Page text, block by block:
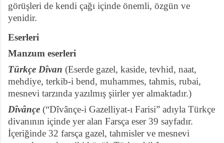
görüşleri de kendi çağı içinde önemli, özgün ve
yenidir.
Eserleri
Manzum eserleri
Türkçe Dîvan (Eserde gazel, kaside, tevhid, naat,
mehdiye, terkib-i bend, muhammes, tahmis, rubai,
mesnevi tarzında yazılmış şiirler yer almaktadır.)
Dîvânçe (“Dîvânçe-i Gazelliyat-ı Farisi” adıyla Türkçe
divanının içinde yer alan Farsça eser 39 sayfadır.
İçeriğinde 32 farsça gazel, tahmisler ve mesnevi